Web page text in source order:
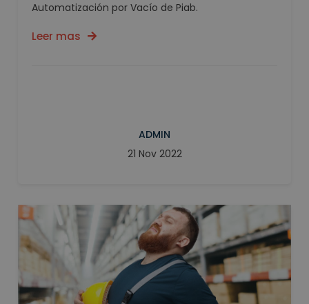
Automatización por Vacío de Piab.
Leer mas
ADMIN
21 Nov 2022